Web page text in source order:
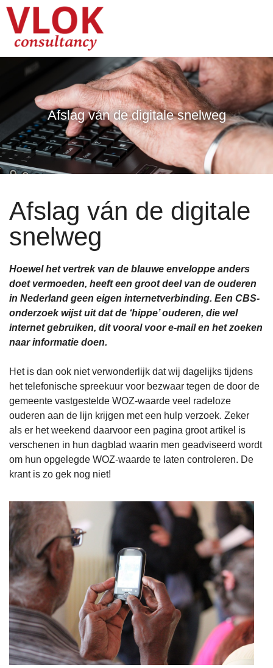
Afslag ván de digitale snelweg
Afslag ván de digitale
snelweg
Hoewel het vertrek van de blauwe enveloppe anders
doet vermoeden, heeft een groot deel van de ouderen
in Nederland geen eigen internetverbinding. Een CBS-
onderzoek wijst uit dat de ‘hippe’ ouderen, die wel
internet gebruiken, dit vooral voor e-mail en het zoeken
naar informatie doen.
Het is dan ook niet verwonderlijk dat wij dagelijks tijdens
het telefonische spreekuur voor bezwaar tegen de door de
gemeente vastgestelde WOZ-waarde veel radeloze
ouderen aan de lijn krijgen met een hulp verzoek. Zeker
als er het weekend daarvoor een pagina groot artikel is
verschenen in hun dagblad waarin men geadviseerd wordt
om hun opgelegde WOZ-waarde te laten controleren. De
krant is zo gek nog niet!